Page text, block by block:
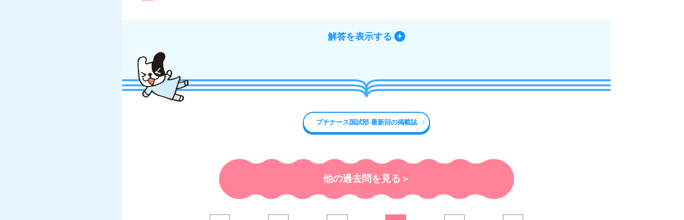
解答を表示する
プチナース国試部 最新回の掲載誌
他の過去問を見る＞